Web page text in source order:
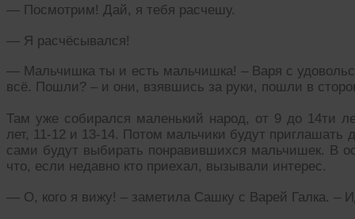
— Посмотрим! Дай, я тебя расчешу.
— Я расчёсывался!
— Мальчишка ты и есть мальчишка! – Варя с
всё. Пошли? – и они, взявшись за руки, пошли в
Там уже собирался маленький народ, от 9 до 14ти
лет, 11-12 и 13-14. Потом мальчики будут приглашать
сами будут выбирать понравившихся мальчишек. В
что, если недавно кто приехал, вызывали интерес.
— О, кого я вижу! – заметила Сашку с Варей Галка. –